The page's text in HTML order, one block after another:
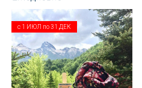
с 1 ИЮЛ по31 ДЕК